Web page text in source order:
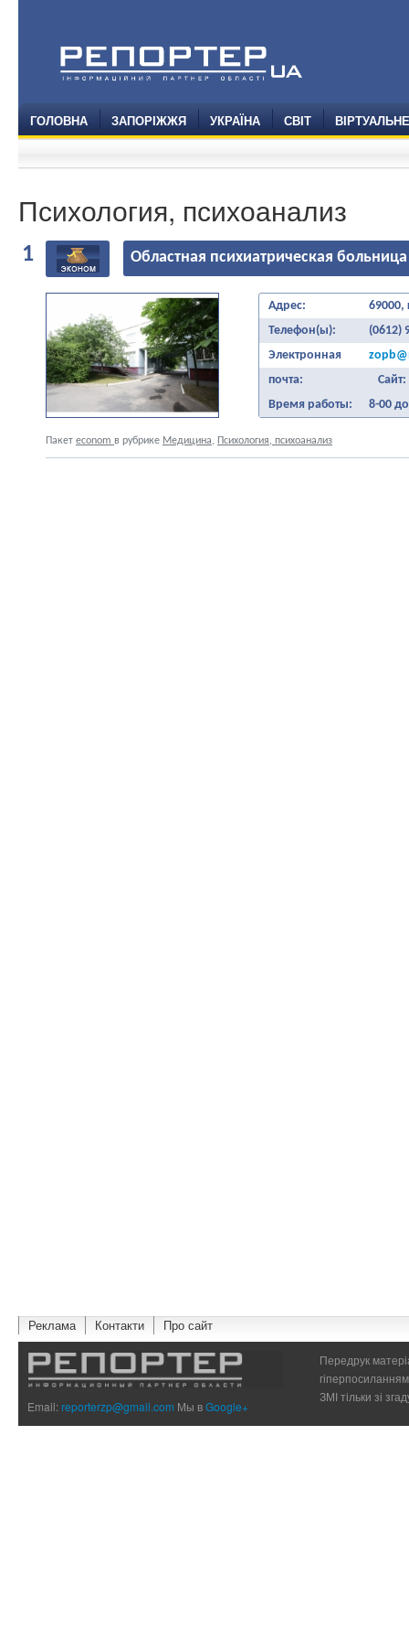
ГОЛОВНА ЗАПОРІЖЖЯ УКРАЇНА СВІТ
Психология, психоанализ
1 Областная психиатрическая больница
Адрес:
69000,
Телефон(ы):
(0612)
Электронная
почта:
Сайт:
Время работы:
8-00
Пакет econom в рубрике Медицина, Психология, психоанализ
Реклама Контакти Про сайт
Email:reporterzp@gmail.com Мы вGoogle+
Передрук
ЗМІ тільки зі